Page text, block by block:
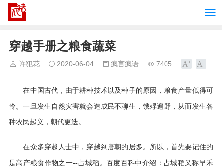
穿越手册之粮食蔬菜
许犯花 2020-06-04 疯言疯语 7405
在中国古代，由于耕种技术以及种子的原因，粮食产量低得可
怜。一旦发生自然灾害就会造成民不聊生，饿殍遍野，从而发生各
种农民起义，朝代更迭。
在众多穿越人士中，穿越到唐朝的居多。所以，首先要记住的
是高产粮食作物之一--占城稻。百度百科中介绍： 占城稻又称早禾